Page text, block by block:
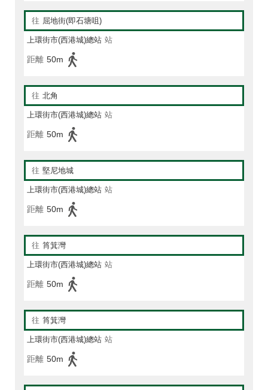
往 屈地街(即石塘咀)
上環街市(西港城)總站 站
距離 50m
往 北角
上環街市(西港城)總站 站
距離 50m
往 堅尼地城
上環街市(西港城)總站 站
距離 50m
往 筲箕灣
上環街市(西港城)總站 站
距離 50m
往 筲箕灣
上環街市(西港城)總站 站
距離 50m